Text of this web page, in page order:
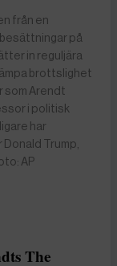
från en
på
in reguljära
brottslighet
som Arendt
i politisk
har
Trump,
AP
The